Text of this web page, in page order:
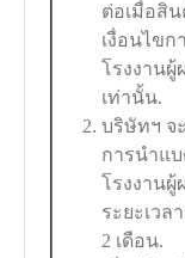
ต่อเมื่อสิน
เงื่อนไข
โรงงาน
เท่านั้น.
บริษัทฯ จ
การนำแ
โรงงาน
ระยะเว
2 เดือน.